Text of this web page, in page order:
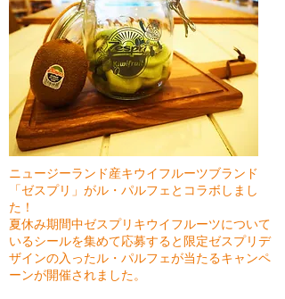
ニュージーランド産キウイフルーツブランド
「ゼスプリ」がル・パルフェとコラボしまし
た！
夏休み期間中ゼスプリキウイフルーツについて
いるシールを集めて応募すると限定ゼスプリデ
ザインの入ったル・パルフェが当たるキャンペ
ーンが開催されました。